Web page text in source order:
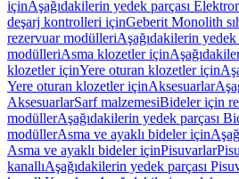
içinAşağıdakilerin yedek parçası
deşarj kontrolleri içinGeberit Monolith
rezervuar modülleriAşağıdakilerin
modülleriAsma klozetler için
klozetler içinYere oturan klozetler için
Yere oturan klozetler içinAksesuarlar
AksesuarlarSarf malzemesiBideler için
modüllerAşağıdakilerin yedek parçası
modüllerAsma ve ayaklı bideler için
Asma ve ayaklı bideler içinPisuvarlar
kanallıAşağıdakilerin yedek parçası